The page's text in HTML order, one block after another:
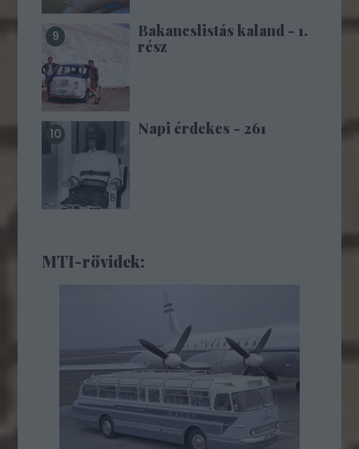
Bakancslistás kaland - 1.
rész
Napi érdekes - 261
MTI-rövidek: